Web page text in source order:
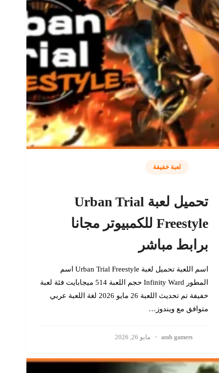
لعبة خفيفة
تحميل لعبة Urban Trial
Freestyle للكمبيوتر مجانا
برابط مباشر
اسم اللعبة تحميل لعبة Urban Trial Freestyle اسم
المطور Infinity Ward حجم اللعبة 514 ميجابايت فئة لعبة
خفيفة تم تحديث اللعبة 26 مايو 2026 لغة اللعبة عربي
متوافق مع ويندوز…
arab gamers مايو 26, 2026